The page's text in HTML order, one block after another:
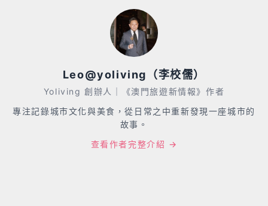
Leo@yoliving（李校儒）
Yoliving 創辦人｜《澳門旅遊新情報》作者
專注記錄城市文化與美食，從日常之中重新發現一座城市的
故事。
查看作者完整介紹 →